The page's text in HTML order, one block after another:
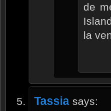
de
la
Tassia says: